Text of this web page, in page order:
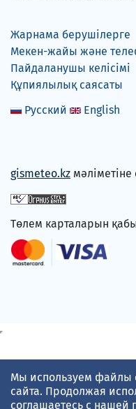
Жарнама берушілерге
Мекен-жайы және
Пайдаланушы келісімі
Құпиялылық саясаты
Русский
English
gismeteo.kz
Төлем карталарын
Мы используем файлы
сайта. Продолжая
соглашаетесь с нашей